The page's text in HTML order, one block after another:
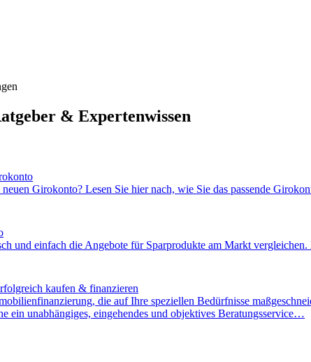
& Expertenwissen
Girokonto? Lesen Sie hier nach, wie Sie das passende
und einfach die Angebote für Sparprodukte am Markt
kaufen & finanzieren
die auf Ihre speziellen Bedürfnisse
ein unabhängiges, eingehendes und objektives Beratungsservice…